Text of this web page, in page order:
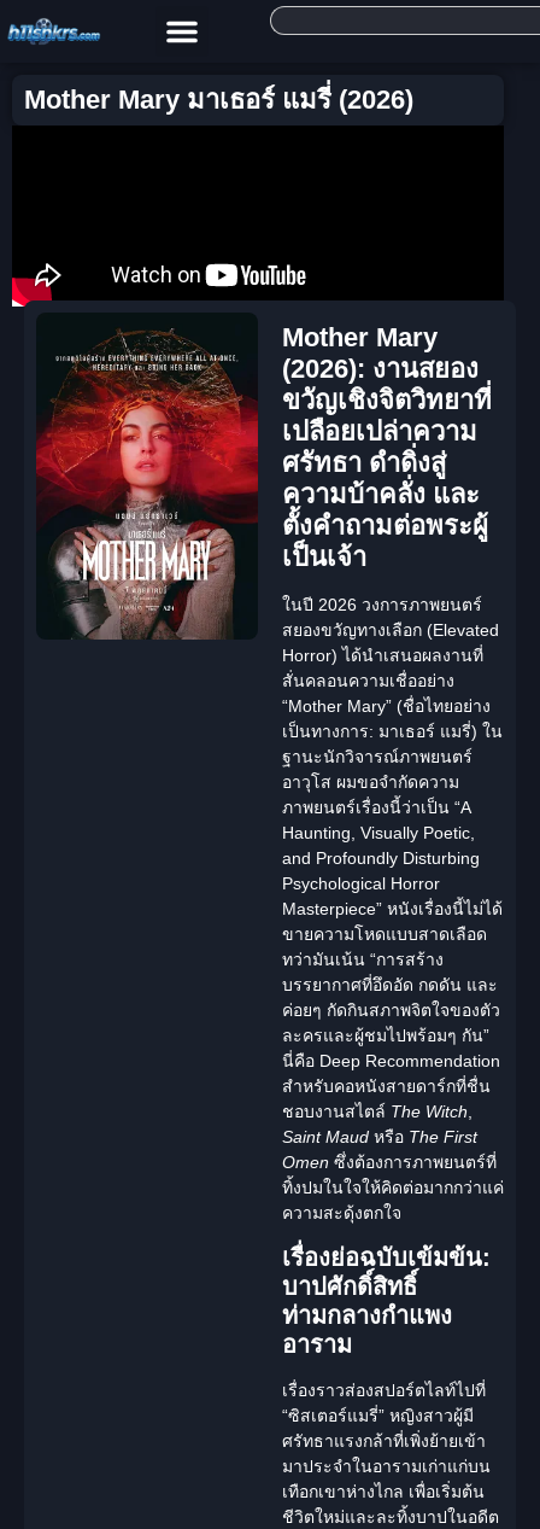
Mother Mary มาเธอร์ แมรี่ (2026)
Mother Mary
(2026): งานสยอง
ขวัญเชิงจิตวิทยาที่
เปลือยเปล่าความ
ศรัทธา ดำดิ่งสู่
ความบ้าคลั่ง และ
ตั้งคำถามต่อพระผู้
เป็นเจ้า
ในปี 2026 วงการภาพยนตร์
สยองขวัญทางเลือก (Elevated
Horror) ได้นำเสนอผลงานที่
สั่นคลอนความเชื่ออย่าง
“Mother Mary” (ชื่อไทยอย่าง
เป็นทางการ: มาเธอร์ แมรี่) ใน
ฐานะนักวิจารณ์ภาพยนตร์
อาวุโส ผมขอจำกัดความ
ภาพยนตร์เรื่องนี้ว่าเป็น “A
Haunting, Visually Poetic,
and Profoundly Disturbing
Psychological Horror
Masterpiece” หนังเรื่องนี้ไม่ได้
ขายความโหดแบบสาดเลือด
ทว่ามันเน้น “การสร้าง
บรรยากาศที่อึดอัด กดดัน และ
ค่อยๆ กัดกินสภาพจิตใจของตัว
ละครและผู้ชมไปพร้อมๆ กัน”
นี่คือ Deep Recommendation
สำหรับคอหนังสายดาร์กที่ชื่น
ชอบงานสไตล์ The Witch
Saint Maud หรือ The First
Omen ซึ่งต้องการภาพยนตร์ที่
ทิ้งปมในใจให้คิดต่อมากกว่าแค่
ความสะดุ้งตกใจ
เรื่องย่อฉบับเข้มข้น:
บาปศักดิ์สิทธิ์
ท่ามกลางกำแพง
อาราม
เรื่องราวส่องสปอร์ตไลท์ไปที่
“ซิสเตอร์แมรี่” หญิงสาวผู้มี
ศรัทธาแรงกล้าที่เพิ่งย้ายเข้า
มาประจำในอารามเก่าแก่บน
เทือกเขาห่างไกล เพื่อเริ่มต้น
ชีวิตใหม่และละทิ้งบาปในอดีต